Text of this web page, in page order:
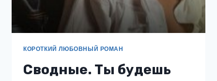
КОРОТКИЙ ЛЮБОВНЫЙ РОМАН
Сводные. Ты будешь